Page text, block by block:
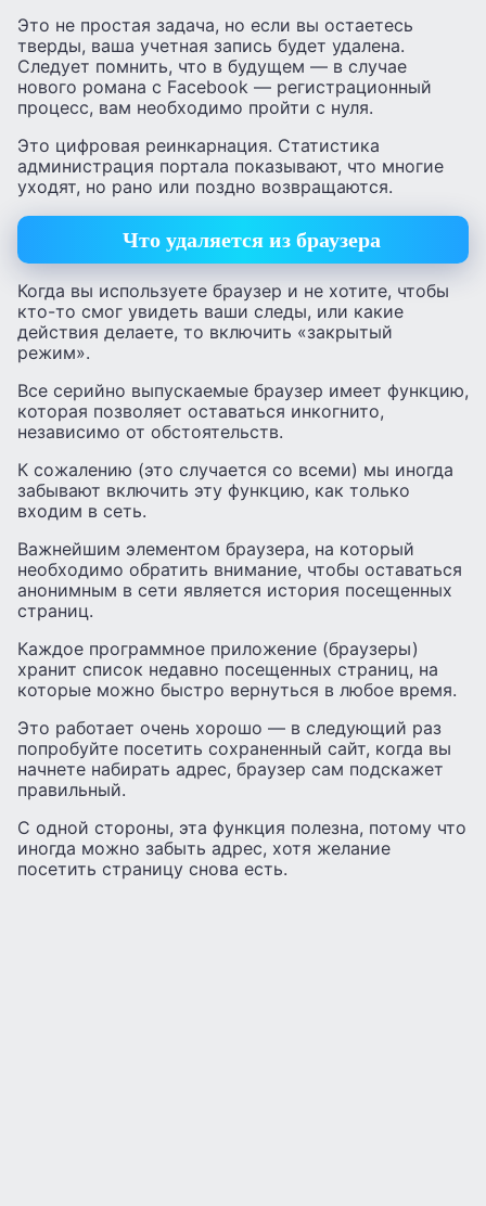
Это не простая задача, но если вы остаетесь
тверды, ваша учетная запись будет удалена.
Следует помнить, что в будущем — в случае
нового романа с Facebook — регистрационный
процесс, вам необходимо пройти с нуля.
Это цифровая реинкарнация. Статистика
администрация портала показывают, что многие
уходят, но рано или поздно возвращаются.
Что удаляется из браузера
Когда вы используете браузер и не хотите, чтобы
кто-то смог увидеть ваши следы, или какие
действия делаете, то включить «закрытый
режим».
Все серийно выпускаемые браузер имеет функцию,
которая позволяет оставаться инкогнито,
независимо от обстоятельств.
К сожалению (это случается со всеми) мы иногда
забывают включить эту функцию, как только
входим в сеть.
Важнейшим элементом браузера, на который
необходимо обратить внимание, чтобы оставаться
анонимным в сети является история посещенных
страниц.
Каждое программное приложение (браузеры)
хранит список недавно посещенных страниц, на
которые можно быстро вернуться в любое время.
Это работает очень хорошо — в следующий раз
попробуйте посетить сохраненный сайт, когда вы
начнете набирать адрес, браузер сам подскажет
правильный.
С одной стороны, эта функция полезна, потому что
иногда можно забыть адрес, хотя желание
посетить страницу снова есть.